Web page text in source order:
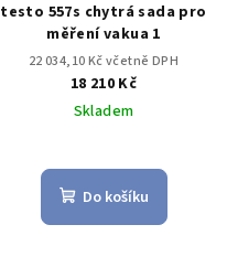
testo 557s chytrá sada pro
měření vakua 1
22 034,10 Kč včetně DPH
18 210 Kč
Skladem
Do košíku